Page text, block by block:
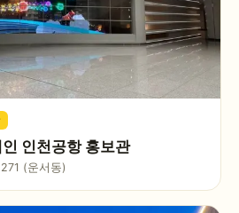
인천공항 홍보관
(운서동)